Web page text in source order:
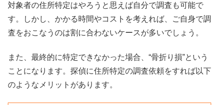
対象者の住所特定はやろうと思えば自分で調査も可能で
す。しかし、かかる時間やコストを考えれば、ご自身で調
査をおこなうのは割に合わないケースが多いでしょう。
また、最終的に特定できなかった場合、“骨折り損”という
ことになります。探偵に住所特定の調査依頼をすれば以下
のようなメリットがあります。